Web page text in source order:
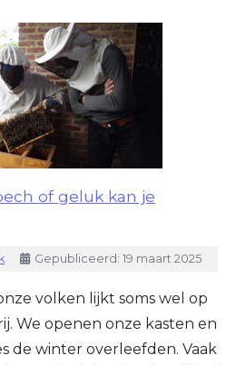
of geluk kan je
Gepubliceerd: 19 maart 2025
volken lijkt soms wel op
We openen onze kasten en
de winter overleefden. Vaak